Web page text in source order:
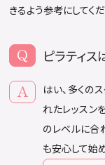
きるよう参考にしてくだ
ピラティ
はい、多くの
れたレッスン
のレベルに合
も安心して始